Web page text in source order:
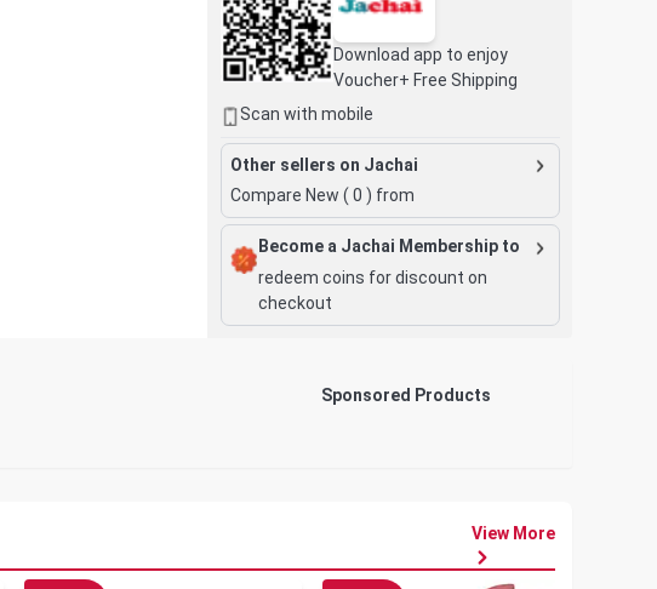
Download app to enjoy
Voucher+ Free Shipping
Scan with mobile
Other sellers on Jachai
Compare New ( 0 ) from
Become a Jachai Membership to
redeem coins for discount on
checkout
Sponsored Products
View More